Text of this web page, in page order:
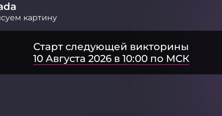
картину
Старт следующей викторины
10 Августа 2026 в 10:00 по МСК